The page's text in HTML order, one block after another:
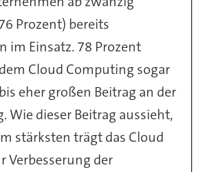
Prozent) bereits
im Einsatz. 78 Prozent
Cloud Computing sogar
eher großen Beitrag an der
Wie dieser Beitrag aussieht,
stärksten trägt das Cloud
Verbesserung der